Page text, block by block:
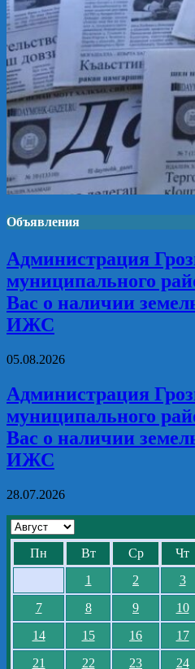
Объявления
Администрация
муниципального
Вас о наличии
ИЖС
05.08.2026
Администрация
муниципального
Вас о наличии
ИЖС
28.07.2026
Пн Вт Ср Чт
1
2 3
7
8 9 10
14
15 16 17
21
22 23 24